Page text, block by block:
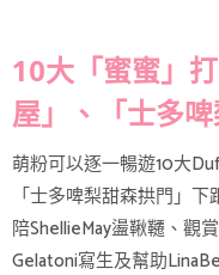
10大「蜜蜜」
屋」、「士多
萌粉可以逐一暢遊10大
「士多啤梨甜森拱門」
陪ShellieMay盪鞦韆、觀
Gelatoni寫生及幫助